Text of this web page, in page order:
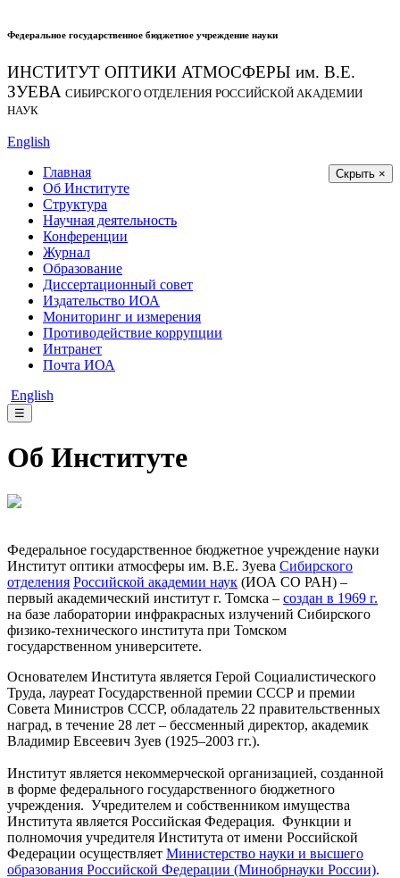
Федеральное государственное бюджетное учреждение науки
ИНСТИТУТ ОПТИКИ АТМОСФЕРЫ им. В.Е.
ЗУЕВА СИБИРСКОГО ОТДЕЛЕНИЯ РОССИЙСКОЙ АКАДЕМИИ
НАУК
English
Скрыть ×
Главная
Об Институте
Структура
Научная деятельность
Конференции
Журнал
Образование
Диссертационный совет
Издательство ИОА
Мониторинг и измерения
Противодействие коррупции
Интранет
Почта ИОА
English
☰
Об Институте
Федеральное государственное бюджетное учреждение науки
Институт оптики атмосферы им. В.Е. Зуева Сибирского
отделения Российской академии наук (ИОА СО РАН) –
первый академический институт г. Томска – создан в 1969 г.
на базе лаборатории инфракрасных излучений Сибирского
физико-технического института при Томском
государственном университете.
Основателем Института является Герой Социалистического
Труда, лауреат Государственной премии СССР и премии
Совета Министров СССР, обладатель 22 правительственных
наград, в течение 28 лет – бессменный директор, академик
Владимир Евсеевич Зуев (1925–2003 гг.).
Институт является некоммерческой организацией, созданной
в форме федерального государственного бюджетного
учреждения. Учредителем и собственником имущества
Института является Российская Федерация. Функции и
полномочия учредителя Института от имени Российской
Федерации осуществляет Министерство науки и высшего
образования Российской Федерации (Минобрнауки России).